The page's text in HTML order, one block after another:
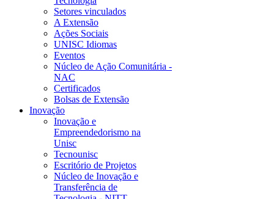
Setores vinculados
A Extensão
Ações Sociais
UNISC Idiomas
Eventos
Núcleo de Ação Comunitária -
NAC
Certificados
Bolsas de Extensão
Inovação
Inovação e
Empreendedorismo na
Unisc
Tecnounisc
Escritório de Projetos
Núcleo de Inovação e
Transferência de